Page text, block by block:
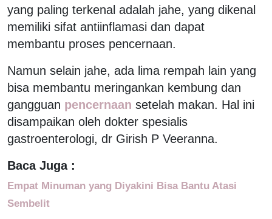
yang paling terkenal adalah jahe, yang dikenal
memiliki sifat antiinflamasi dan dapat
membantu proses pencernaan.
Namun selain jahe, ada lima rempah lain yang
bisa membantu meringankan kembung dan
gangguan pencernaan setelah makan. Hal ini
disampaikan oleh dokter spesialis
gastroenterologi, dr Girish P Veeranna.
Baca Juga :
Empat Minuman yang Diyakini Bisa Bantu Atasi
Sembelit